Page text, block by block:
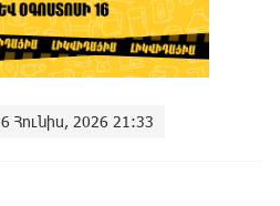
6 Հունիս, 2026 21:33